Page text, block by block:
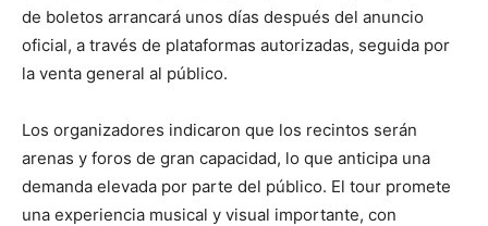
de boletos arrancará unos días después del anuncio
oficial, a través de plataformas autorizadas, seguida por
la venta general al público.
Los organizadores indicaron que los recintos serán
arenas y foros de gran capacidad, lo que anticipa una
demanda elevada por parte del público. El tour promete
una experiencia musical y visual importante, con